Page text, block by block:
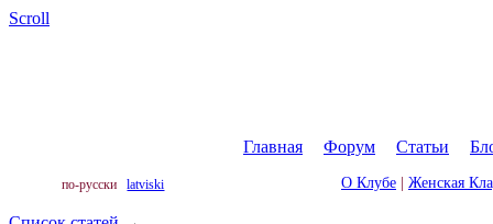
Scroll
Главная Форум Статьи
по-русски latviski О Клубе Женская